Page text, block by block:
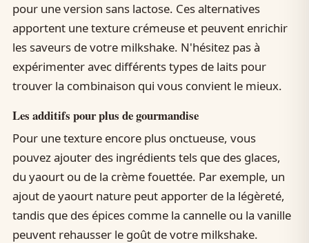
pour une version sans lactose. Ces alternatives
apportent une texture crémeuse et peuvent enrichir
les saveurs de votre milkshake. N'hésitez pas à
expérimenter avec différents types de laits pour
trouver la combinaison qui vous convient le mieux.
Les additifs pour plus de gourmandise
Pour une texture encore plus onctueuse, vous
pouvez ajouter des ingrédients tels que des glaces,
du yaourt ou de la crème fouettée. Par exemple, un
ajout de yaourt nature peut apporter de la légèreté,
tandis que des épices comme la cannelle ou la vanille
peuvent rehausser le goût de votre milkshake.